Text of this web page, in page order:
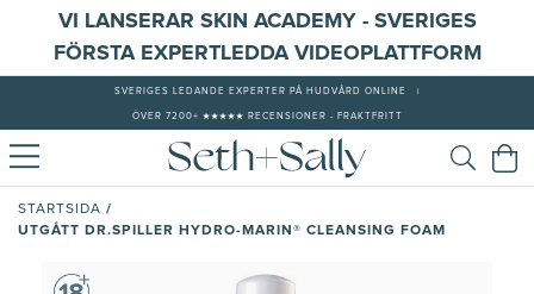
VI LANSERAR SKIN ACADEMY - SVERIGES
FÖRSTA EXPERTLEDDA VIDEOPLATTFORM
SVERIGES LEDANDE EXPERTER PÅ HUDVÅRD ONLINE
ÖVER 7200+ ★★★★★ RECENSIONER - FRAKTFRITT
STARTSIDA /
UTGÅTT DR.SPILLER HYDRO-MARIN® CLEANSING FOAM